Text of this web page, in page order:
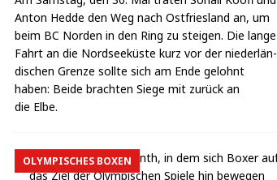
Anton Hed­de den Weg nach Ost­fries­land an, um
beim BC Nor­den in den Ring zu stei­gen. Die lan­ge
Fahrt an die Nord­see­küs­te kurz vor der nie­der­län­
di­schen Gren­ze soll­te sich am Ende gelohnt
haben: Bei­de brach­ten Sie­ge mit zurück an
die Elbe.
OLYMPISCHES BOXEN